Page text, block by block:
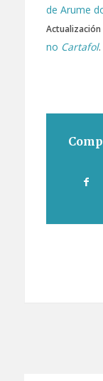
de Arume
Actualización
no Cartafol.